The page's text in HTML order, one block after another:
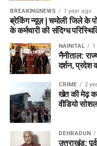
BREAKINGNEWS 1 year ago
ब्रेकिंग न्यूज़ | चमोली जिले के
के कर्मचारी की संदिग्ध
NAINITAL 1
नैनीताल:
दर्शन, प्रदेश
CRIME 2
खेत की मेढ़
वीडियो
DEHRADUN
उत्तराखंड: